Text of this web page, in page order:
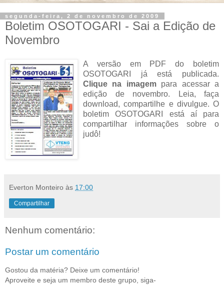
segunda-feira, 2 de novembro de 2009
Boletim OSOTOGARI - Sai a Edição de
Novembro
A versão em PDF do boletim
OSOTOGARI já está publicada.
Clique na imagem para acessar a
edição de novembro. Leia, faça
download, compartilhe e divulgue. O
boletim OSOTOGARI está aí para
compartilhar informações sobre o
judô!
Everton Monteiro às 17:00
Compartilhar
Nenhum comentário:
Postar um comentário
Gostou da matéria? Deixe um comentário!
Aproveite e seja um membro deste grupo, siga-